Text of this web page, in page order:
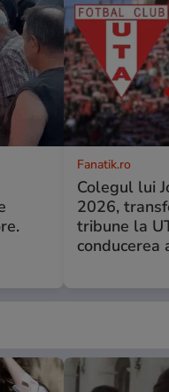
Fanatik.ro
Colegul lui
2026,
tribune la
conducerea